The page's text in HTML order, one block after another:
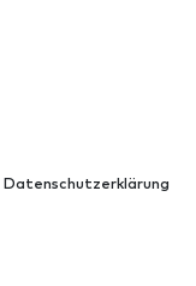
Datenschutzerklärung